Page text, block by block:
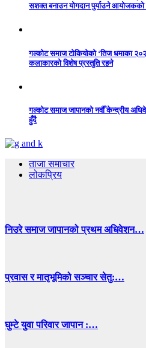
सशक्त बनाउन योगदान पुर्याउने आयोजकको
गल्कोट समाज टोकियोको ‘तिज धमाका
कलाकारको विशेष प्रस्तुति रहने
गल्कोट समाज जापानको नवौँ केन्द्रीय
हुँदै
ताजा समाचार
लोकप्रिय
निउरे समाज जापानको प्रथम अधिवेशन…
प्रवास र मातृभूमिको सञ्चार सेतु:…
घुम्टे युवा परिवार जापान :…